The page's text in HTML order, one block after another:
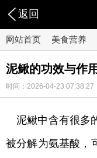
返回
网站首页 美食营养
泥鳅的功效与作用
时间：2026-04-23 07:38:27
泥鳅中含有很多
被分解为氨基酸，